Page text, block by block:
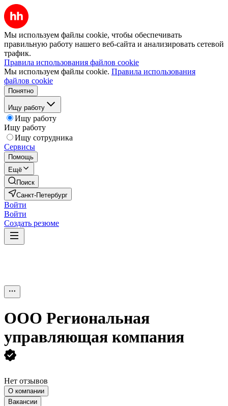
Мы используем файлы cookie, чтобы обеспечивать
правильную работу нашего веб-сайта и анализировать сетевой
трафик.
Правила использования файлов cookie
Мы используем файлы cookie. Правила использования
файлов cookie
Понятно
Ищу работу
Ищу работу
Ищу работу
Ищу сотрудника
Сервисы
Помощь
Ещё
Поиск
Санкт-Петербург
Войти
Войти
Создать резюме
ООО Региональная
управляющая компания
Нет отзывов
О компании
Вакансии